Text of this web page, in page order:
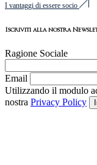
I vantaggi di essere socio
Iscriviti alla nostra
Ragione Sociale
Email
Utilizzando il modulo
nostra Privacy Policy